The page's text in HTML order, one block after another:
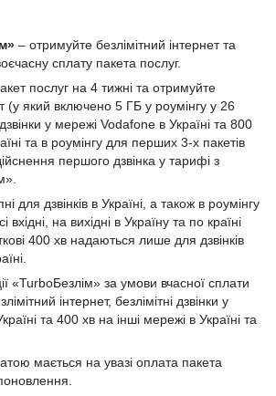
– отримуйте безлімітний інтернет та
сплату пакета послуг.
послуг на 4 тижні та отримуйте
(у який включено 5 ГБ у роумінгу у 26
дзвінки у мережі Vodafone в Україні та 800
та в роумінгу для перших 3-х пакетів
першого дзвінка у тарифі з
для дзвінків в Україні, а також в роумінгу
вхідні, на вихідні в Україну та по країні
400 хв надаються лише для дзвінків
«TurboБезлім» за умови вчасної сплати
інтернет, безлімітні дзвінки у
та 400 хв на інші мережі в Україні та
мається на увазі оплата пакета